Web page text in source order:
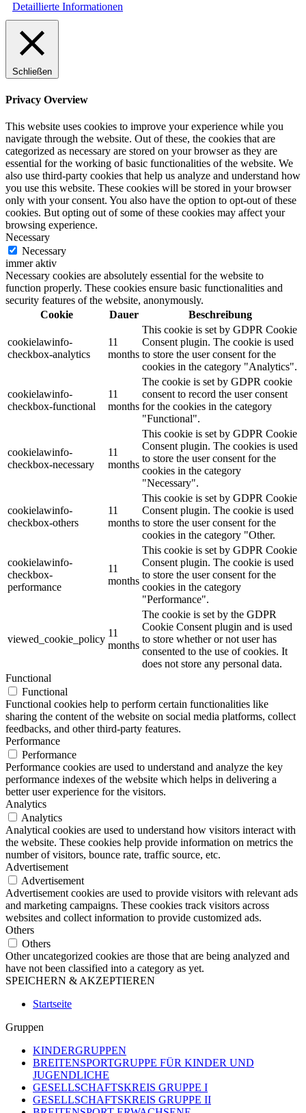
Detaillierte Informationen
Schließen
Privacy Overview
This website uses cookies to improve your experience while you
navigate through the website. Out of these, the cookies that are
categorized as necessary are stored on your browser as they are
essential for the working of basic functionalities of the website. We
also use third-party cookies that help us analyze and understand how
you use this website. These cookies will be stored in your browser
only with your consent. You also have the option to opt-out of these
cookies. But opting out of some of these cookies may affect your
browsing experience.
Necessary
Necessary
immer aktiv
Necessary cookies are absolutely essential for the website to
function properly. These cookies ensure basic functionalities and
security features of the website, anonymously.
Cookie
Dauer Beschreibung
cookielawinfo-
checkbox-analytics
11
months
This cookie is set by GDPR Cookie
Consent plugin. The cookie is used
to store the user consent for the
cookies in the category "Analytics".
cookielawinfo-
checkbox-functional
11
months
The cookie is set by GDPR cookie
consent to record the user consent
for the cookies in the category
"Functional".
cookielawinfo-
checkbox-necessary
11
months
This cookie is set by GDPR Cookie
Consent plugin. The cookies is used
to store the user consent for the
cookies in the category
"Necessary".
cookielawinfo-
checkbox-others
11
months
This cookie is set by GDPR Cookie
Consent plugin. The cookie is used
to store the user consent for the
cookies in the category "Other.
cookielawinfo-
checkbox-
performance
11
months
This cookie is set by GDPR Cookie
Consent plugin. The cookie is used
to store the user consent for the
cookies in the category
"Performance".
viewed_cookie_policy
11
months
The cookie is set by the GDPR
Cookie Consent plugin and is used
to store whether or not user has
consented to the use of cookies. It
does not store any personal data.
Functional
Functional
Functional cookies help to perform certain functionalities like
sharing the content of the website on social media platforms, collect
feedbacks, and other third-party features.
Performance
Performance
Performance cookies are used to understand and analyze the key
performance indexes of the website which helps in delivering a
better user experience for the visitors.
Analytics
Analytics
Analytical cookies are used to understand how visitors interact with
the website. These cookies help provide information on metrics the
number of visitors, bounce rate, traffic source, etc.
Advertisement
Advertisement
Advertisement cookies are used to provide visitors with relevant ads
and marketing campaigns. These cookies track visitors across
websites and collect information to provide customized ads.
Others
Others
Other uncategorized cookies are those that are being analyzed and
have not been classified into a category as yet.
SPEICHERN & AKZEPTIEREN
Startseite
Gruppen
KINDERGRUPPEN
BREITENSPORTGRUPPE FÜR KINDER UND
JUGENDLICHE
GESELLSCHAFTSKREIS GRUPPE I
GESELLSCHAFTSKREIS GRUPPE II